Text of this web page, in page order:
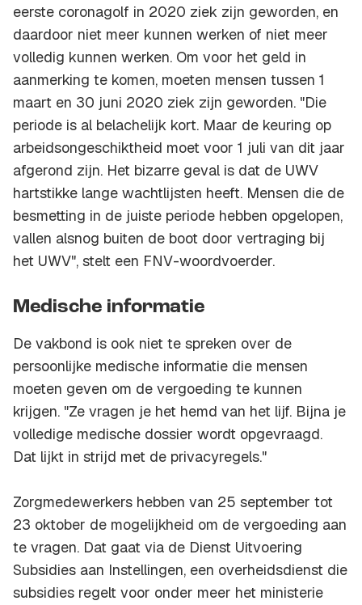
eerste coronagolf in 2020 ziek zijn geworden, en
daardoor niet meer kunnen werken of niet meer
volledig kunnen werken. Om voor het geld in
aanmerking te komen, moeten mensen tussen 1
maart en 30 juni 2020 ziek zijn geworden. "Die
periode is al belachelijk kort. Maar de keuring op
arbeidsongeschiktheid moet voor 1 juli van dit jaar
afgerond zijn. Het bizarre geval is dat de UWV
hartstikke lange wachtlijsten heeft. Mensen die de
besmetting in de juiste periode hebben opgelopen,
vallen alsnog buiten de boot door vertraging bij
het UWV", stelt een FNV-woordvoerder.
Medische informatie
De vakbond is ook niet te spreken over de
persoonlijke medische informatie die mensen
moeten geven om de vergoeding te kunnen
krijgen. "Ze vragen je het hemd van het lijf. Bijna je
volledige medische dossier wordt opgevraagd.
Dat lijkt in strijd met de privacyregels."
Zorgmedewerkers hebben van 25 september tot
23 oktober de mogelijkheid om de vergoeding aan
te vragen. Dat gaat via de Dienst Uitvoering
Subsidies aan Instellingen, een overheidsdienst die
subsidies regelt voor onder meer het ministerie